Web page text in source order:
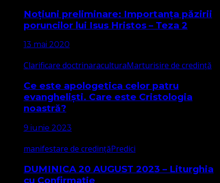
Noțiuni preliminare: Importanța păzirii
poruncilor lui Isus Hristos – Teza 2
13 mai 2020
Clarificare doctrinaraculturaMarturisire de credință
Ce este apologetica celor patru
evangheliști. Care este Cristologia
noastră?
9 iunie 2023
manifestare de credințăPredici
DUMINICA 20 AUGUST 2023 – Liturghia
cu Confirmație